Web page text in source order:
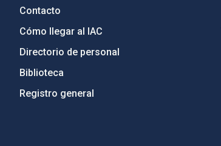
Contacto
Cómo llegar al IAC
Directorio de personal
Biblioteca
Registro general